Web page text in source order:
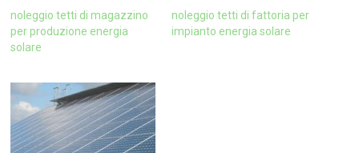
noleggio tetti di magazzino
per produzione energia
solare
noleggio tetti di fattoria per
impianto energia solare